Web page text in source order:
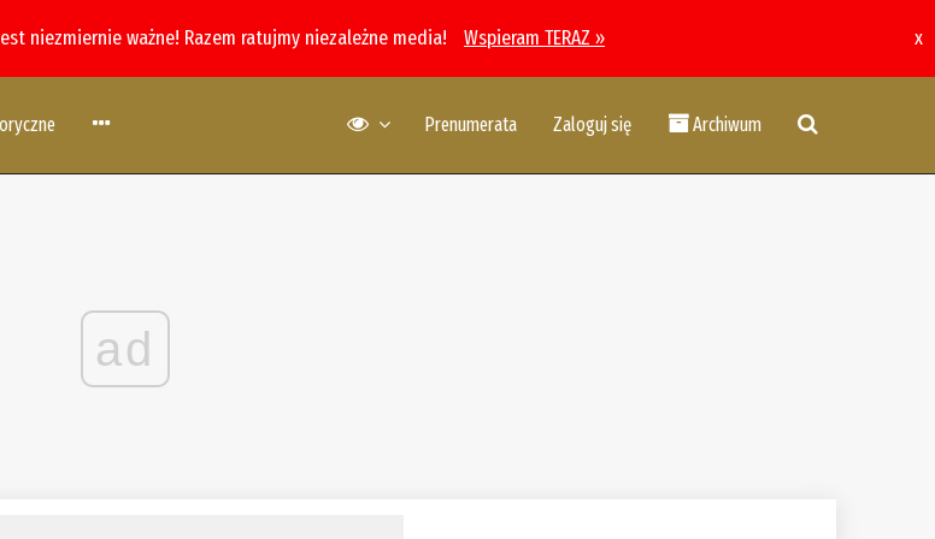
niezmiernie ważne! Razem ratujmy niezależne media! Wspieram TERAZ » x
Prenumerata Zaloguj się Archiwum
ad